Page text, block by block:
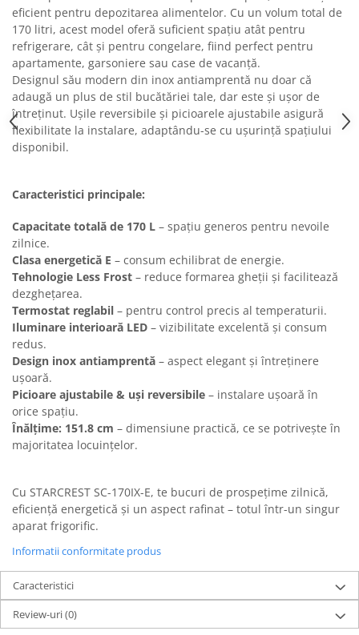
Preparare ceai si cafea
Aparate de spumat lapte
Espressoare
Preparare desert
accesori inghetata
Aparate de facut inghetata
Preparare paine
Prajitoare de paine
Storcatoare
Storcatoare
Tigai
eficient pentru depozitarea alimentelor. Cu un volum total de
170 litri, acest model oferă suficient spațiu atât pentru
refrigerare, cât și pentru congelare, fiind perfect pentru
apartamente, garsoniere sau case de vacanță.
Designul său modern din inox antiamprentă nu doar că
adaugă un plus de stil bucătăriei tale, dar este și ușor de
întreținut. Ușile reversibile și picioarele ajustabile asigură
flexibilitate la instalare, adaptându-se cu ușurință spațiului
disponibil.
Caracteristici principale:
Capacitate totală de 170 L – spațiu generos pentru nevoile
zilnice.
Clasa energetică E – consum echilibrat de energie.
Tehnologie Less Frost – reduce formarea gheții și facilitează
dezghețarea.
Termostat reglabil – pentru control precis al temperaturii.
Iluminare interioară LED – vizibilitate excelentă și consum
redus.
Design inox antiamprentă – aspect elegant și întreținere
ușoară.
Picioare ajustabile & uși reversibile – instalare ușoară în
orice spațiu.
Înălțime: 151.8 cm – dimensiune practică, ce se potrivește în
majoritatea locuințelor.
Cu STARCREST SC-170IX-E, te bucuri de prospețime zilnică,
eficiență energetică și un aspect rafinat – totul într-un singur
aparat frigorific.
Informatii conformitate produs
Caracteristici
Review-uri(0)